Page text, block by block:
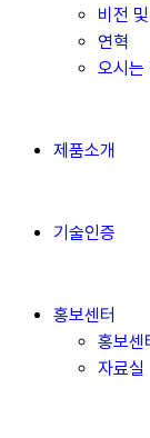
비전
연혁
오시는
제품소개
기술인증
홍보센터
홍보센
자료실